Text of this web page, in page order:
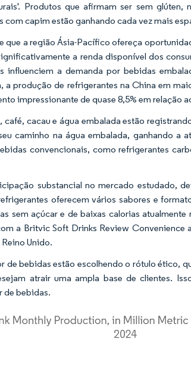
Produtos que afirmam ser sem glúten,
capim estão ganhando cada vez mais
que a região Ásia-Pacífico ofereça
a renda disponível dos
influenciem a demanda por bebidas
a produção de refrigerantes na China em
impressionante de quase 8,5% em relação
cacau e água embalada estão
caminho na água embalada, ganhando a
convencionais, como refrigerantes
substancial no mercado estudado,
oferecem vários sabores e
sem açúcar e de baixas calorias
a Britvic Soft Drinks Review
Unido.
de bebidas estão escolhendo o rótulo ético,
atrair uma ampla base de clientes.
de bebidas.